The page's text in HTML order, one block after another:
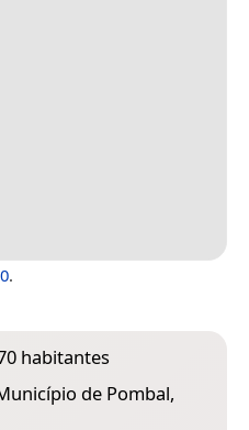
.
habitantes
de Pombal,